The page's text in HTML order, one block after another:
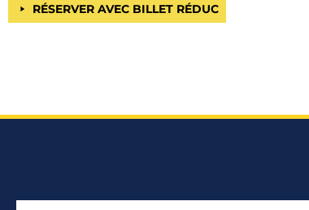
RÉSERVER AVEC BILLET RÉDUC